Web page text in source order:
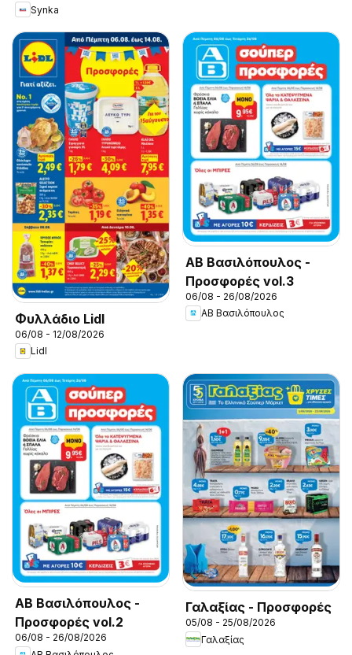
Synka
Φυλλάδιο Lidl
06/08 - 12/08/2026
Lidl
ΑΒ Βασιλόπουλος -
Προσφορές vol.3
06/08 - 26/08/2026
ΑΒ Βασιλόπουλος
ΑΒ Βασιλόπουλος -
Προσφορές vol.2
06/08 - 26/08/2026
Γαλαξίας - Προσφορές
05/08 - 25/08/2026
Γαλαξίας